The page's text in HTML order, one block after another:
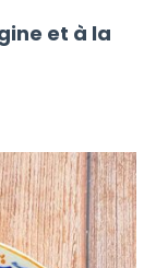
et à la